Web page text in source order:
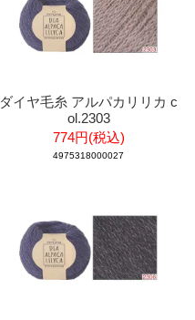
ダイヤ毛糸 アルパカリリカ c
ol.2303
774円(税込)
4975318000027